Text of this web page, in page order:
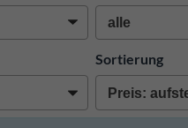
Sortierung